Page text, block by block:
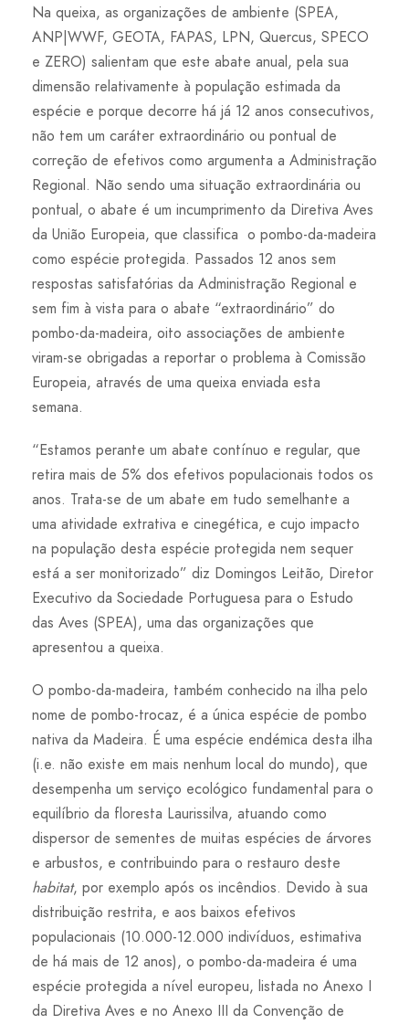
Na queixa, as organizações de ambiente (SPEA,
ANP|WWF, GEOTA, FAPAS, LPN, Quercus, SPECO
e ZERO) salientam que este abate anual, pela sua
dimensão relativamente à população estimada da
espécie e porque decorre há já 12 anos consecutivos,
não tem um caráter extraordinário ou pontual de
correção de efetivos como argumenta a Administração
Regional. Não sendo uma situação extraordinária ou
pontual, o abate é um incumprimento da Diretiva Aves
da União Europeia, que classifica o pombo-da-madeira
como espécie protegida. Passados 12 anos sem
respostas satisfatórias da Administração Regional e
sem fim à vista para o abate “extraordinário” do
pombo-da-madeira, oito associações de ambiente
viram-se obrigadas a reportar o problema à Comissão
Europeia, através de uma queixa enviada esta
semana.
“Estamos perante um abate contínuo e regular, que
retira mais de 5% dos efetivos populacionais todos os
anos. Trata-se de um abate em tudo semelhante a
uma atividade extrativa e cinegética, e cujo impacto
na população desta espécie protegida nem sequer
está a ser monitorizado” diz Domingos Leitão, Diretor
Executivo da Sociedade Portuguesa para o Estudo
das Aves (SPEA), uma das organizações que
apresentou a queixa.
O pombo-da-madeira, também conhecido na ilha pelo
nome de pombo-trocaz, é a única espécie de pombo
nativa da Madeira. É uma espécie endémica desta ilha
(i.e. não existe em mais nenhum local do mundo), que
desempenha um serviço ecológico fundamental para o
equilíbrio da floresta Laurissilva, atuando como
dispersor de sementes de muitas espécies de árvores
e arbustos, e contribuindo para o restauro deste
habitat, por exemplo após os incêndios. Devido à sua
distribuição restrita, e aos baixos efetivos
populacionais (10.000-12.000 indivíduos, estimativa
de há mais de 12 anos), o pombo-da-madeira é uma
espécie protegida a nível europeu, listada no Anexo I
da Diretiva Aves e no Anexo III da Convenção de